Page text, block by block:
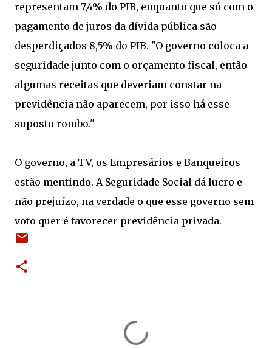
representam 7,4% do PIB, enquanto que só com o
pagamento de juros da dívida pública são
desperdiçados 8,5% do PIB. "O governo coloca a
seguridade junto com o orçamento fiscal, então
algumas receitas que deveriam constar na
previdência não aparecem, por isso há esse
suposto rombo."
O governo, a TV, os Empresários e Banqueiros
estão mentindo. A Seguridade Social dá lucro e
não prejuízo, na verdade o que esse governo sem
voto quer é favorecer previdência privada.